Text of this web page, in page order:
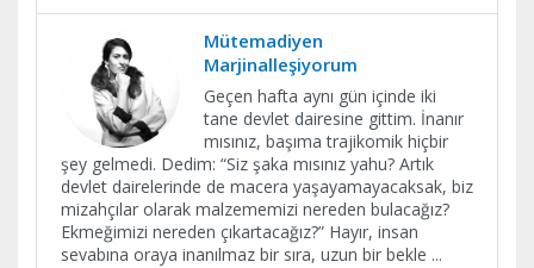
Mütemadiyen
Marjinalleşiyorum
Geçen hafta aynı gün içinde iki
tane devlet dairesine gittim. İnanır
mısınız, başıma trajikomik hiçbir
şey gelmedi. Dedim: “Siz şaka mısınız yahu? Artık
devlet dairelerinde de macera yaşayamayacaksak, biz
mizahçılar olarak malzememizi nereden bulacağız?
Ekmeğimizi nereden çıkartacağız?” Hayır, insan
sevabına oraya inanılmaz bir sıra, uzun bir bekle ...